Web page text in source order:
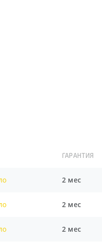
ГАРАНТИЯ
2 мес
2 мес
2 мес